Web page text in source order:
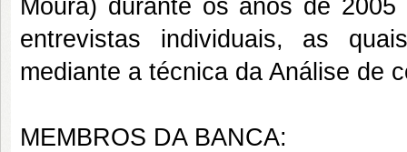
Moura) durante os anos de
entrevistas individuais, as
mediante a técnica da Análise de
MEMBROS DA BANCA: